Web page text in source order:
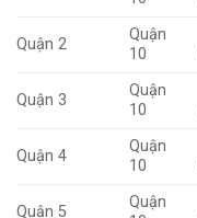
Quận 2
Quận
10
Quận 3
Quận
10
Quận 4
Quận
10
Quận 5
Quận